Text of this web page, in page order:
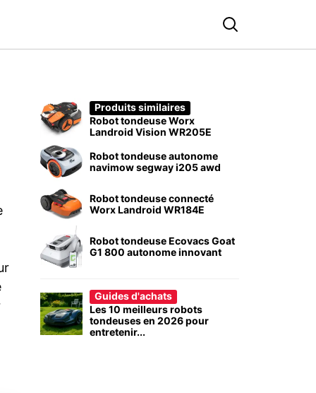
Produits similaires
Robot tondeuse Worx
Landroid Vision WR205E
Robot tondeuse autonome
navimow segway i205 awd
Robot tondeuse connecté
Worx Landroid WR184E
Robot tondeuse Ecovacs Goat
G1 800 autonome innovant
Guides d'achats
Les 10 meilleurs robots
tondeuses en 2026 pour
entretenir...